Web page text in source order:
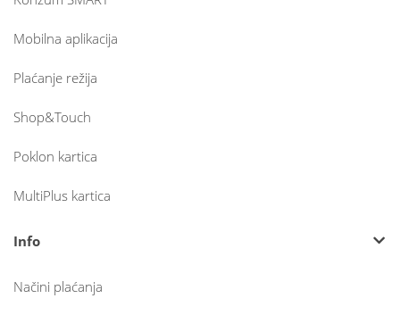
Mobilna aplikacija
Plaćanje režija
Shop&Touch
Poklon kartica
MultiPlus kartica
Info
Načini plaćanja